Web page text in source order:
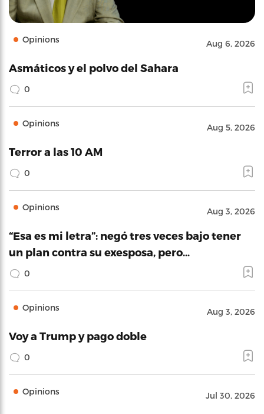
Opinions Aug 6, 2026
Asmáticos y el polvo del Sahara
0
Opinions Aug 5, 2026
Terror a las 10 AM
0
Opinions Aug 3, 2026
“Esa es mi letra”: negó tres veces bajo tener
un plan contra su exesposa, pero…
0
Opinions Aug 3, 2026
Voy a Trump y pago doble
0
Opinions Jul 30, 2026